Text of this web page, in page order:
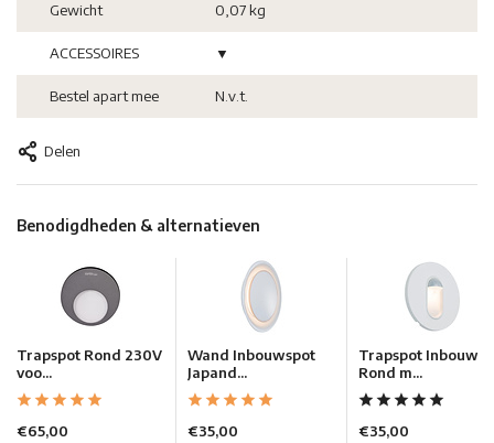
Gewicht 0,07 kg
ACCESSOIRES ▼
Bestel apart mee N.v.t.
Delen
Benodigdheden & alternatieven
Trapspot Rond 230V
voo...
€65,00
Wand Inbouwspot
Japand...
€35,00
Trapspot Inbouw
Rond m...
€35,00